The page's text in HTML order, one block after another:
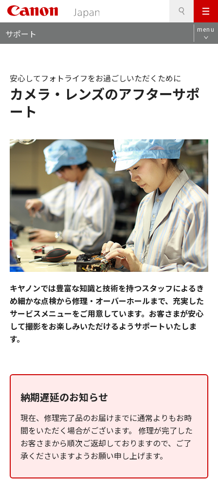
メ
ニ
ュ
サポート menu
カメラ・レンズのアフターサポ
ート
安心してフォトライフをお過ごしいただくために
キヤノンでは豊富な知識と技術を持つスタッフによるき
め細かな点検から修理・オーバーホールまで、充実した
サービスメニューをご用意しています。お客さまが安心
して撮影をお楽しみいただけるようサポートいたしま
す。
納期遅延のお知らせ
現在、修理完了品のお届けまでに通常よりもお時
間をいただく場合がございます。 修理が完了した
お客さまから順次ご返却しておりますので、ご了
承くださいますようお願い申し上げます。